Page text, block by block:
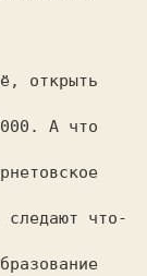
открыть
А что
что-